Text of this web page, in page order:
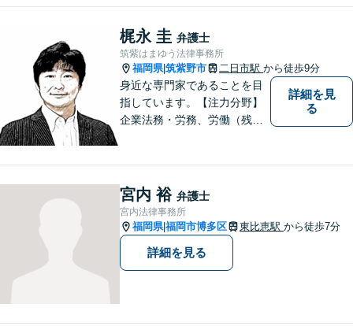
す！【弁護士歴15年】【博多
南駅から徒歩30秒】【予約で
時間外、休日相談可能】【法
テラス利用可】
梶永 圭 弁護士
筑紫はまゆう法律事務所
福岡県|筑紫野市 二日市駅 から徒歩9分
身近な専門家であることを目
指しています。【注力分野】
企業法務・労務、労働（残
詳細を見
る
宮内 裕 弁護士
宮内法律事務所
福岡県|福岡市博多区 東比恵駅 から徒歩7分
詳細を見る